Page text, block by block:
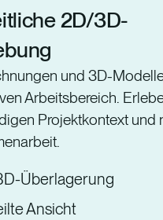
2D/3D-
und 3D-
Arbeitsbereich.
Projektkontext und
Überlagerung
Ansicht